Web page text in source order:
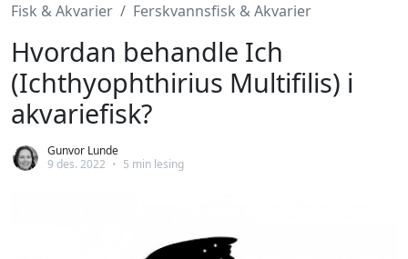
Fisk & Akvarier Ferskvannsfisk & Akvarier
Hvordan behandle Ich
(Ichthyophthirius Multifilis) i
akvariefisk?
Gunvor Lunde
9 des. 2022 • 5 min lesing